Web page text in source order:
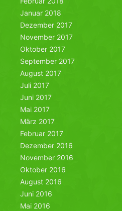
Januar 2018
Dezember 2017
November 2017
Oktober 2017
September 2017
August 2017
Juli 2017
Juni 2017
Mai 2017
März 2017
Februar 2017
Dezember 2016
November 2016
Oktober 2016
August 2016
Juni 2016
Mai 2016